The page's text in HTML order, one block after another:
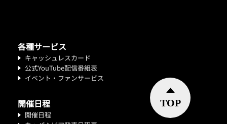
各種サービス
キャッシュレスカード
公式YouTube配信番組表
イベント・ファンサービス
開催日程
開催日程